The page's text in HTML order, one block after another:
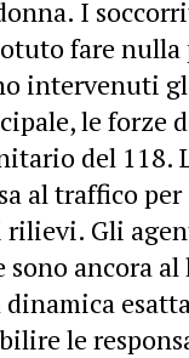
I
fare nulla
intervenuti
le forze
del 118.
al traffico
rilievi. Gli
ancora al
le